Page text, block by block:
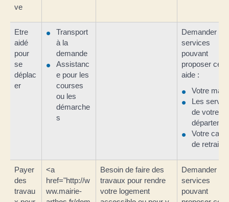
ve
Etre
aidé
pour
se
déplac
er
Transport
à la
demande
Assistanc
e pour les
courses
ou les
démarche
s
Demander
services
pouvant
proposer cette
aide :
Votre
Les
de votre
Votre
de retraite
Payer
des
travau
<a
href="http://w
ww.mairie-
Besoin de faire des
travaux pour rendre
votre logement
Demander
services
pouvant